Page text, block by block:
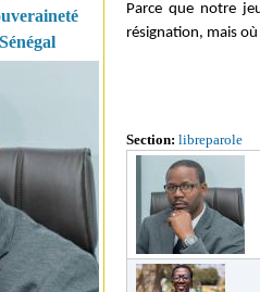
Parce que notre
résignation, mais
Section: libreparole